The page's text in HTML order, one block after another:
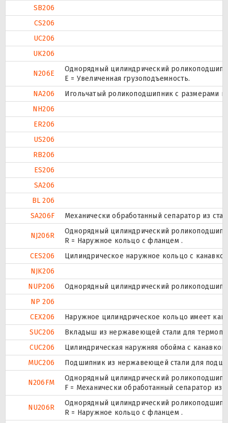
SB206
CS206
UC206
UK206
N206E
Однорядный цилиндрический
Е = Увеличенная грузоподъемность.
NA206
Игольчатый роликоподшипник с размерами
NH206
ER206
US206
RB206
ES206
SA206
BL 206
SA206F
Механически обработанный сепаратор из
NJ206R
Однорядный цилиндрический
R = Наружное кольцо с фланцем .
CES206
Цилиндрическое наружное кольцо с
NJK206
NUP206
Однорядный цилиндрический
NP 206
CEX206
Наружное цилиндрическое кольцо имеет
SUC206
Вкладыш из нержавеющей стали для
CUC206
Цилиндрическая наружняя обойма с
MUC206
Подшипник из нержавеющей стали для
N206FM
Однорядный цилиндрический
F = Механически обработанный сепаратор
NU206R
Однорядный цилиндрический
R = Наружное кольцо с фланцем .